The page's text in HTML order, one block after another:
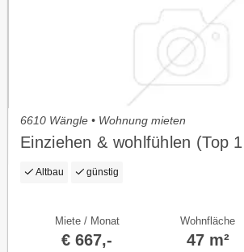
6610 Wängle • Wohnung mieten
Einziehen & wohlfühlen (Top
Altbau günstig
Miete / Monat
€ 667,-
Wohnfläche
47 m²